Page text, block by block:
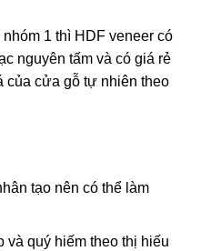
1 thì HDF veneer có
nguyên tấm và có giá rẻ
của cửa gỗ tự nhiên theo
tạo nên có thể làm
và quý hiếm theo thị hiếu